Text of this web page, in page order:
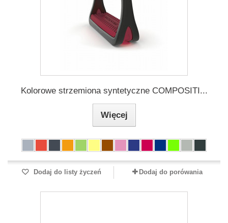
Kolorowe strzemiona syntetyczne COMPOSITI...
Więcej
Dodaj do listy życzeń Dodaj do porówania